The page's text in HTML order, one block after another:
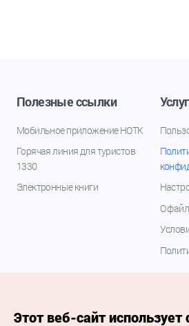
Полезные ссылки
Мобильное приложение НОТК
Горячая линия для туристов
1330
Электронные книги
О
Этот веб-сайт